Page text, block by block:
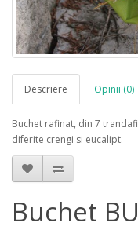
Descriere Opinii (0)
Buchet rafinat, din 7
diferite crengi si eucalipt.
Buchet